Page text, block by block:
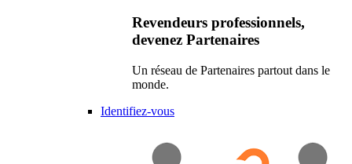
Revendeurs professionnels,
devenez Partenaires
Un réseau de Partenaires partout dans le
monde.
Identifiez-vous